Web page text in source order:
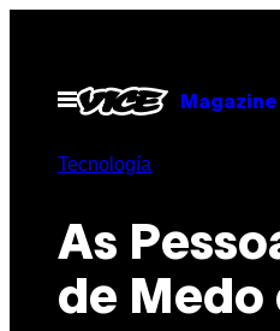
contentOpen
Menu
Magazine
Tecnología
As
de Medo